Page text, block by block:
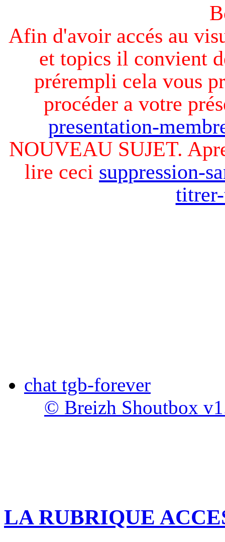
Afin d'avoir accés au
et topics il convient
prérempli cela vous
procéder a votre
presentation-
NOUVEAU SUJET.
lire ceci suppression-
chat tgb-forever
© Breizh Shoutbox
LA RUBRIQUE